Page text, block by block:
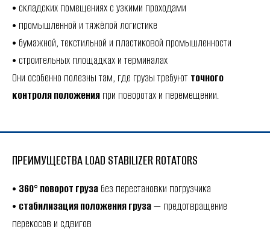
• складских помещениях с узкими проходами
• промышленной и тяжёлой логистике
• бумажной, текстильной и пластиковой промышленности
• строительных площадках и терминалах
Они особенно полезны там, где грузы требуют точного
контроля положения при поворотах и перемещении.
ПРЕИМУЩЕСТВА LOAD STABILIZER ROTATORS
• 360° поворот груза без перестановки погрузчика
• стабилизация положения груза— предотвращение
перекосов и сдвигов